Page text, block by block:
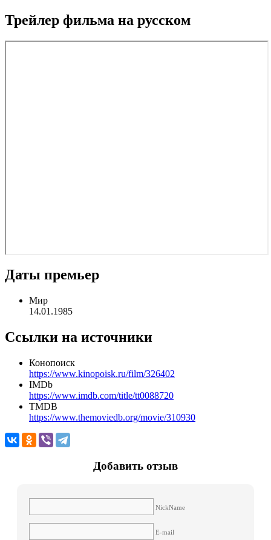
Трейлер фильма на русском
Даты премьер
Мир
14.01.1985
Ссылки на источники
Конопоиск
https://www.kinopoisk.ru/film/326402
IMDb
https://www.imdb.com/title/tt0088720
TMDB
https://www.themoviedb.org/movie/310930
Добавить отзыв
NickName
E-mail